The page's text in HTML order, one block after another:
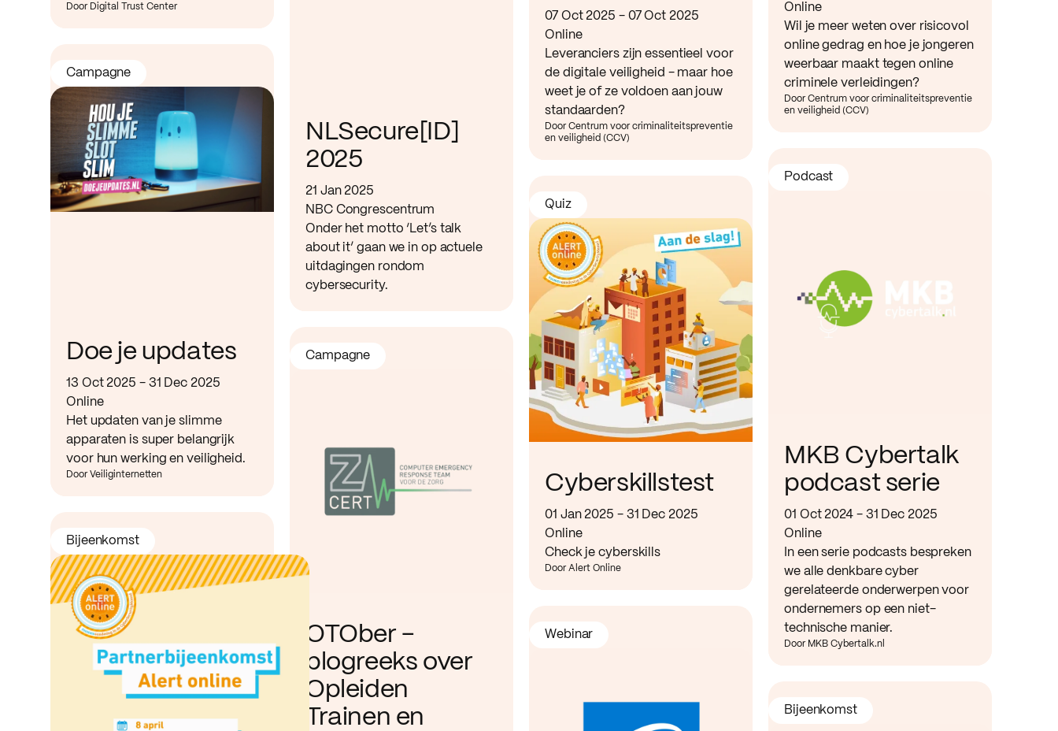
Door Digital Trust Center
07 Oct 2025 - 07 Oct 2025
Online
Leveranciers zijn essentieel voor
de digitale veiligheid - maar hoe
weet je of ze voldoen aan jouw
standaarden?
Door Centrum voor criminaliteitspreventie
en veiligheid (CCV)
Online
Wil je meer weten over risicovol
online gedrag en hoe je jongeren
weerbaar maakt tegen online
criminele verleidingen?
Door Centrum voor criminaliteitspreventie
en veiligheid (CCV)
NLSecure[ID]
2025
21 Jan 2025
NBC Congrescentrum
Onder het motto ‘Let’s talk
about it’ gaan we in op actuele
uitdagingen rondom
cybersecurity.
Doe je updates
13 Oct 2025 - 31 Dec 2025
Online
Het updaten van je slimme
apparaten is super belangrijk
voor hun werking en veiligheid.
Door Veiliginternetten
Campagne
MKB Cybertalk
podcast serie
01 Oct 2024 - 31 Dec 2025
Online
In een serie podcasts bespreken
we alle denkbare cyber
gerelateerde onderwerpen voor
ondernemers op een niet-
technische manier.
Door MKB Cybertalk.nl
Podcast
Cyberskillstest
01 Jan 2025 - 31 Dec 2025
Online
Check je cyberskills
Door Alert Online
Quiz
OTOber -
blogreeks over
Opleiden
Trainen en
Campagne
Bijeenkomst
Webinar
Bijeenkomst